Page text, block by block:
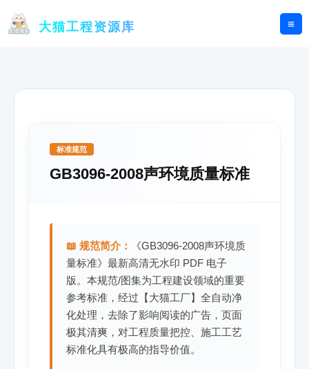
大猫工程资源库
标准规范
GB3096-2008声环境质量标准
📖 规范简介：
《GB3096-2008声环境质
量标准》最新高清无水印 PDF 电子
版。本规范/图集为工程建设领域的重要
参考标准，经过【大猫工厂】全自动净
化处理，去除了影响阅读的广告，页面
极其清爽，对工程质量把控、施工工艺
标准化具有极高的指导价值。